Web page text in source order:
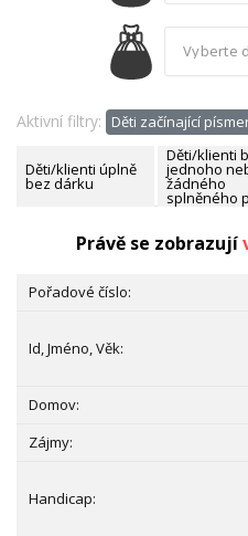
Aktivní filtry: Děti začínající
Děti/klienti úplně
bez dárku
Děti/klienti
jednoho
žádného
splněného
Právě se zobrazují